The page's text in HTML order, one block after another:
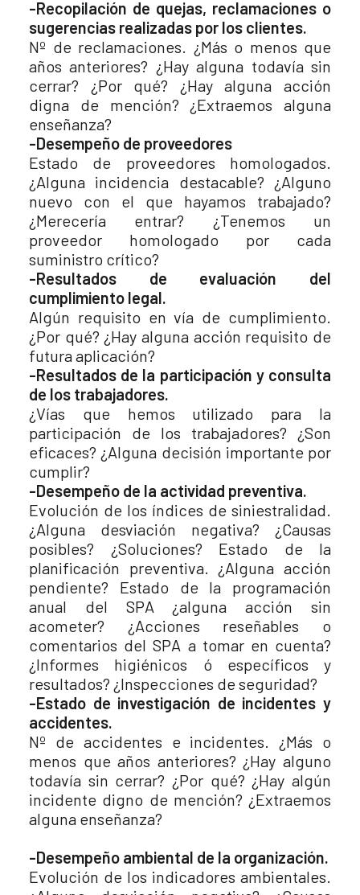
-Recopilación de quejas, reclamaciones o
sugerencias realizadas por los clientes.
Nº de reclamaciones. ¿Más o menos que
años anteriores? ¿Hay alguna todavía sin
cerrar? ¿Por qué? ¿Hay alguna acción
digna de mención? ¿Extraemos alguna
enseñanza?
-Desempeño de proveedores
Estado de proveedores homologados.
¿Alguna incidencia destacable? ¿Alguno
nuevo con el que hayamos trabajado?
¿Merecería entrar? ¿Tenemos un
proveedor homologado por cada
suministro crítico?
-Resultados de evaluación del
cumplimiento legal.
Algún requisito en vía de cumplimiento.
¿Por qué? ¿Hay alguna acción requisito de
futura aplicación?
-Resultados de la participación y consulta
de los trabajadores.
¿Vías que hemos utilizado para la
participación de los trabajadores? ¿Son
eficaces? ¿Alguna decisión importante por
cumplir?
-Desempeño de la actividad preventiva.
Evolución de los índices de siniestralidad.
¿Alguna desviación negativa? ¿Causas
posibles? ¿Soluciones? Estado de la
planificación preventiva. ¿Alguna acción
pendiente? Estado de la programación
anual del SPA ¿alguna acción sin
acometer? ¿Acciones reseñables o
comentarios del SPA a tomar en cuenta?
¿Informes higiénicos ó específicos y
resultados? ¿Inspecciones de seguridad?
-Estado de investigación de incidentes y
accidentes.
Nº de accidentes e incidentes. ¿Más o
menos que años anteriores? ¿Hay alguno
todavía sin cerrar? ¿Por qué? ¿Hay algún
incidente digno de mención? ¿Extraemos
alguna enseñanza?
-Desempeño ambiental de la organización.
Evolución de los indicadores ambientales.